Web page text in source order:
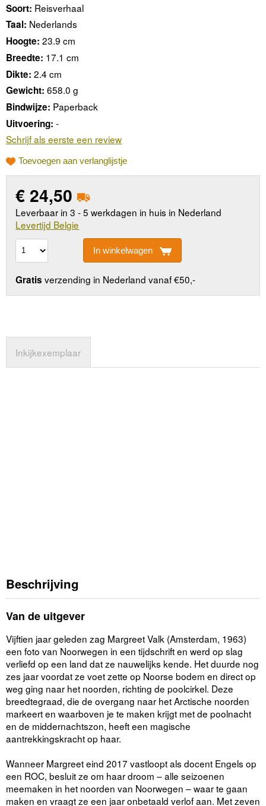
Soort: Reisverhaal
Taal: Nederlands
Hoogte: 23.9 cm
Breedte: 17.1 cm
Dikte: 2.4 cm
Gewicht: 658.0 g
Bindwijze: Paperback
Uitvoering: -
Schrijf als eerste een review
Toevoegen aan verlanglijstje
€ 24,50
Leverbaar in 3 - 5 werkdagen in huis in Nederland
Levertijd Belgie
In winkelwagen
Gratis verzending in Nederland vanaf €50,-
Inkijkexemplaar
Beschrijving
Van de uitgever
Vijftien jaar geleden zag Margreet Valk (Amsterdam, 1963)
een foto van Noorwegen in een tijdschrift en werd op slag
verliefd op een land dat ze nauwelijks kende. Het duurde nog
zes jaar voordat ze voet zette op Noorse bodem en direct op
weg ging naar het noorden, richting de poolcirkel. Deze
breedtegraad, die de overgang naar het Arctische noorden
markeert en waarboven je te maken krijgt met de poolnacht
en de middernachtszon, heeft een magische
aantrekkingskracht op haar.
Wanneer Margreet eind 2017 vastloopt als docent Engels op
een ROC, besluit ze om haar droom – alle seizoenen
meemaken in het noorden van Noorwegen – waar te gaan
maken en vraagt ze een jaar onbetaald verlof aan. Met zeven